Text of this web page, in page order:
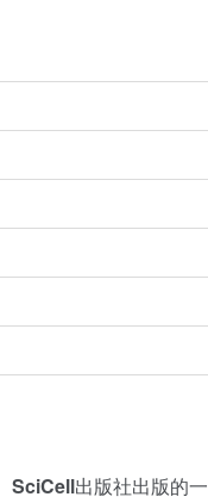
SciCell出版社出版的一